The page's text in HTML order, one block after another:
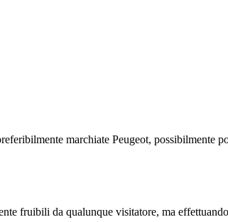
marchiate Peugeot, possibilmente
fruibili da qualunque visitatore, ma